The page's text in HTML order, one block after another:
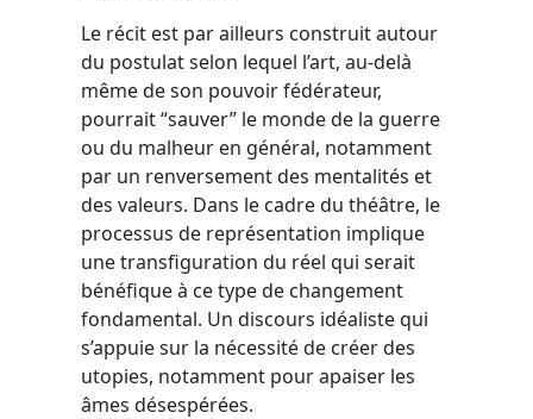
Le récit est par ailleurs construit autour
du postulat selon lequel l’art, au-delà
même de son pouvoir fédérateur,
pourrait “sauver” le monde de la guerre
ou du malheur en général, notamment
par un renversement des mentalités et
des valeurs. Dans le cadre du théâtre, le
processus de représentation implique
une transfiguration du réel qui serait
bénéfique à ce type de changement
fondamental. Un discours idéaliste qui
s’appuie sur la nécessité de créer des
utopies, notamment pour apaiser les
âmes désespérées.